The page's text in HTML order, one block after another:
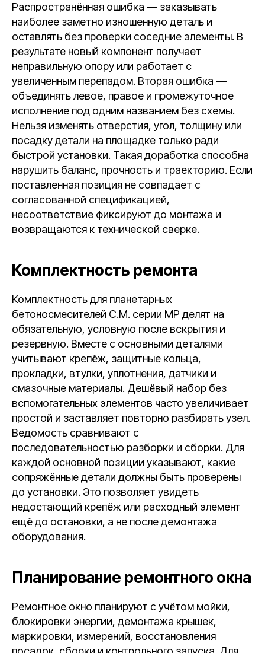
Распространённая ошибка — заказывать
наиболее заметно изношенную деталь и
оставлять без проверки соседние элементы. В
результате новый компонент получает
неправильную опору или работает с
увеличенным перепадом. Вторая ошибка —
объединять левое, правое и промежуточное
исполнение под одним названием без схемы.
Нельзя изменять отверстия, угол, толщину или
посадку детали на площадке только ради
быстрой установки. Такая доработка способна
нарушить баланс, прочность и траекторию. Если
поставленная позиция не совпадает с
согласованной спецификацией,
несоответствие фиксируют до монтажа и
возвращаются к технической сверке.
Комплектность ремонта
Комплектность для планетарных
бетоносмесителей C.M. серии MP делят на
обязательную, условную после вскрытия и
резервную. Вместе с основными деталями
учитывают крепёж, защитные кольца,
прокладки, втулки, уплотнения, датчики и
смазочные материалы. Дешёвый набор без
вспомогательных элементов часто увеличивает
простой и заставляет повторно разбирать узел.
Ведомость сравнивают с
последовательностью разборки и сборки. Для
каждой основной позиции указывают, какие
сопряжённые детали должны быть проверены
до установки. Это позволяет увидеть
недостающий крепёж или расходный элемент
ещё до остановки, а не после демонтажа
оборудования.
Планирование ремонтного окна
Ремонтное окно планируют с учётом мойки,
блокировки энергии, демонтажа крышек,
маркировки, измерений, восстановления